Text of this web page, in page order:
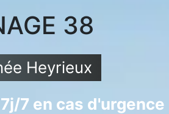
38
Heyrieux
7 en cas d'urgence